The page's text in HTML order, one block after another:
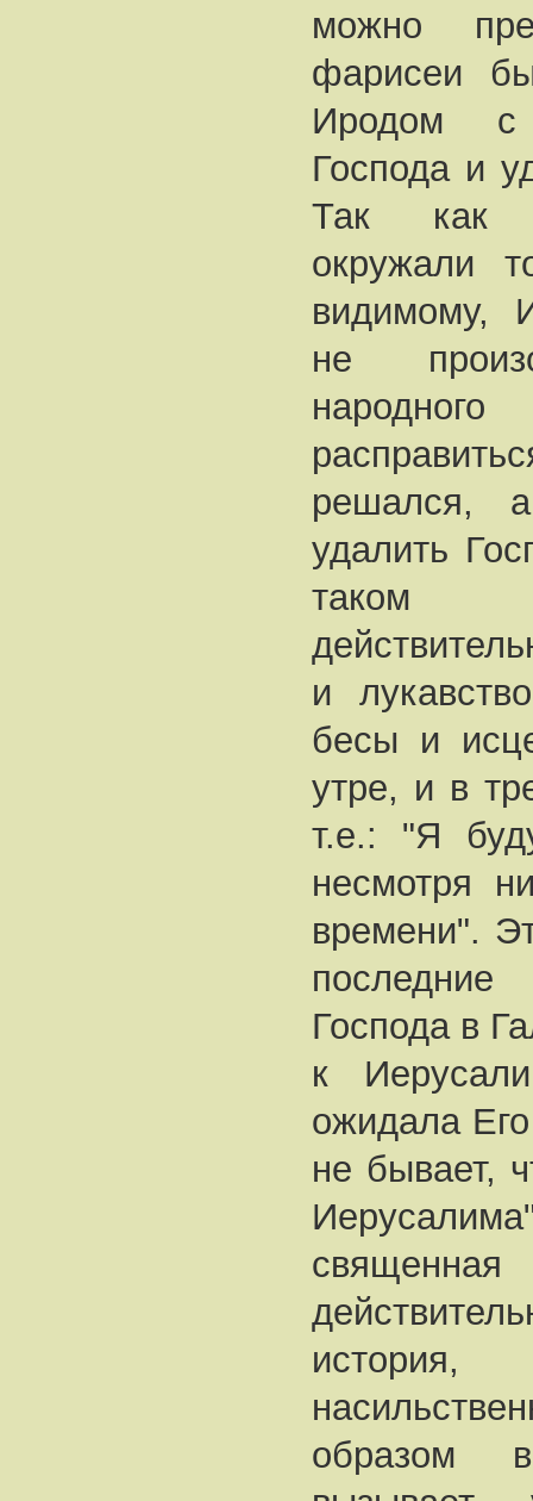
можно
фарисеи
Иродом с
Господа и
Так как
окружали
видимому,
не
решался,
удалить
таком
и
бесы и
утре, и в
т.е.: "Я
несмотря
времени".
Господа в
к
ожидала
не бывает,
история,
образом